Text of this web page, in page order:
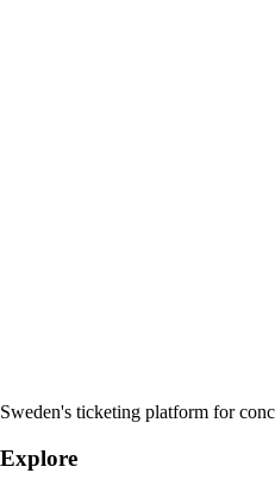
Sweden's ticketing platform for
Explore